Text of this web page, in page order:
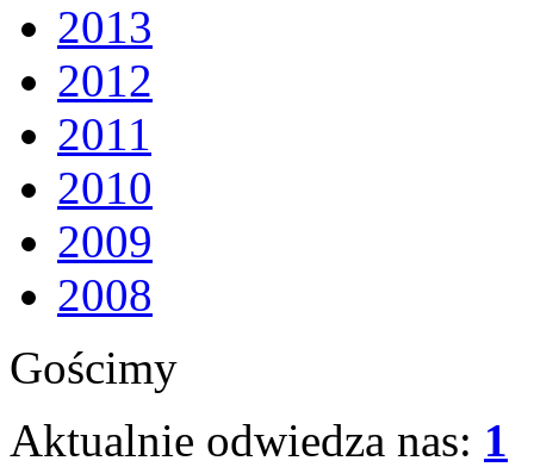
2013
2012
2011
2010
2009
2008
Gościmy
Aktualnie odwiedza nas: 1